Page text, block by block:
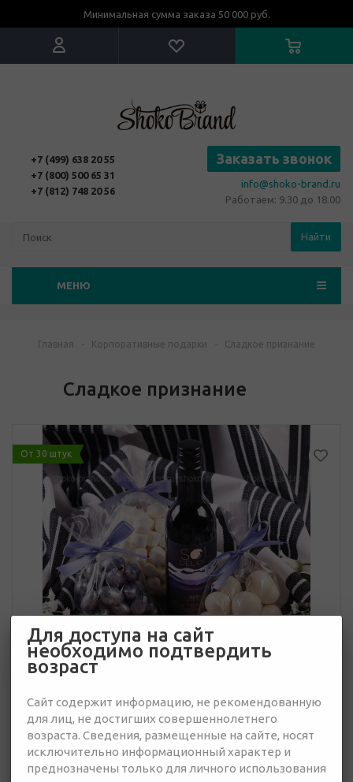
Минимальная сумма заказа 50 000 руб.
+7 (499) 638 20 55
+7 (800) 500 65 31
+7 (812) 748 20 56
Заказать звонок
info@shoko-brand.ru
Работаем: 9.30 до 18.00
Найти
МЕНЮ
Главная - Корпоративные подарки - Сладкое признание
Сладкое признание
От 30 штук
3 570 руб.
Много
Для доступа на сайт
необходимо подтвердить
возраст
Сайт содержит информацию, не рекомендованную
для лиц, не достигших совершеннолетнего
возраста. Сведения, размещенные на сайте, носят
исключительно информационный характер и
преднозначены только для личного использования